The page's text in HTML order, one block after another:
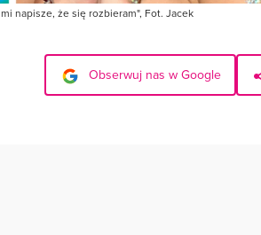
napisze, że się rozbieram", Fot. Jacek
Obserwuj nas w Google